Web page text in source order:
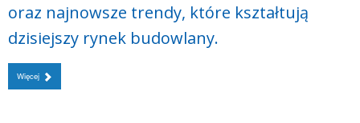
oraz najnowsze trendy, które kształtują
dzisiejszy rynek budowlany.
Więcej